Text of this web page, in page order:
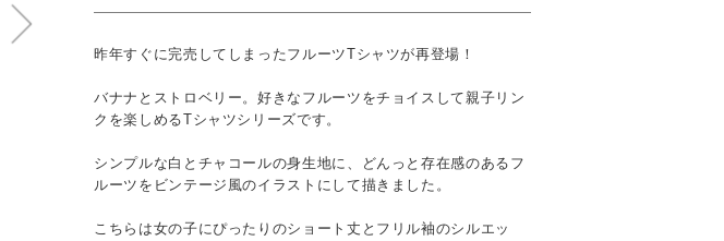
昨年すぐに完売してしまったフルーツTシャツが再登場！
バナナとストロベリー。好きなフルーツをチョイスして親子リン
クを楽しめるTシャツシリーズです。
シンプルな白とチャコールの身生地に、どんっと存在感のあるフ
ルーツをビンテージ風のイラストにして描きました。
こちらは女の子にぴったりのショート丈とフリル袖のシルエッ